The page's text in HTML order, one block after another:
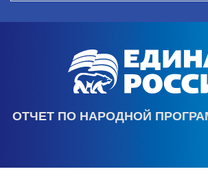
ОТЧЕТ ПО НАРОДНОЙ